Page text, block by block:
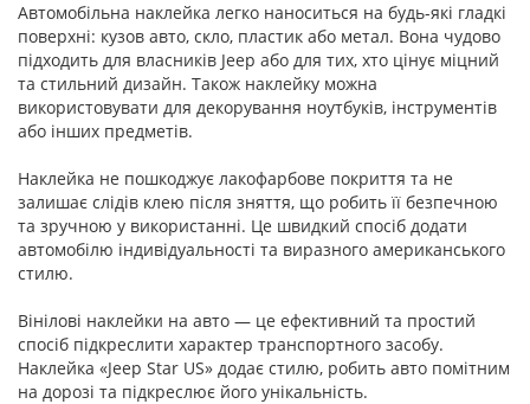
Автомобільна наклейка легко наноситься на будь-які гладкі
поверхні: кузов авто, скло, пластик або метал. Вона чудово
підходить для власників Jeep або для тих, хто цінує міцний
та стильний дизайн. Також наклейку можна
використовувати для декорування ноутбуків, інструментів
або інших предметів.
Наклейка не пошкоджує лакофарбове покриття та не
залишає слідів клею після зняття, що робить її безпечною
та зручною у використанні. Це швидкий спосіб додати
автомобілю індивідуальності та виразного американського
стилю.
Вінілові наклейки на авто — це ефективний та простий
спосіб підкреслити характер транспортного засобу.
Наклейка «Jeep Star US» додає стилю, робить авто помітним
на дорозі та підкреслює його унікальність.